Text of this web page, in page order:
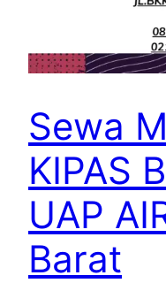
Sewa
KIPAS
UAP
Barat